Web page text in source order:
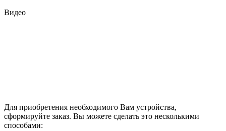
Видео
Для приобретения необходимого Вам устройства,
сформируйте заказ. Вы можете сделать это несколькими
способами: